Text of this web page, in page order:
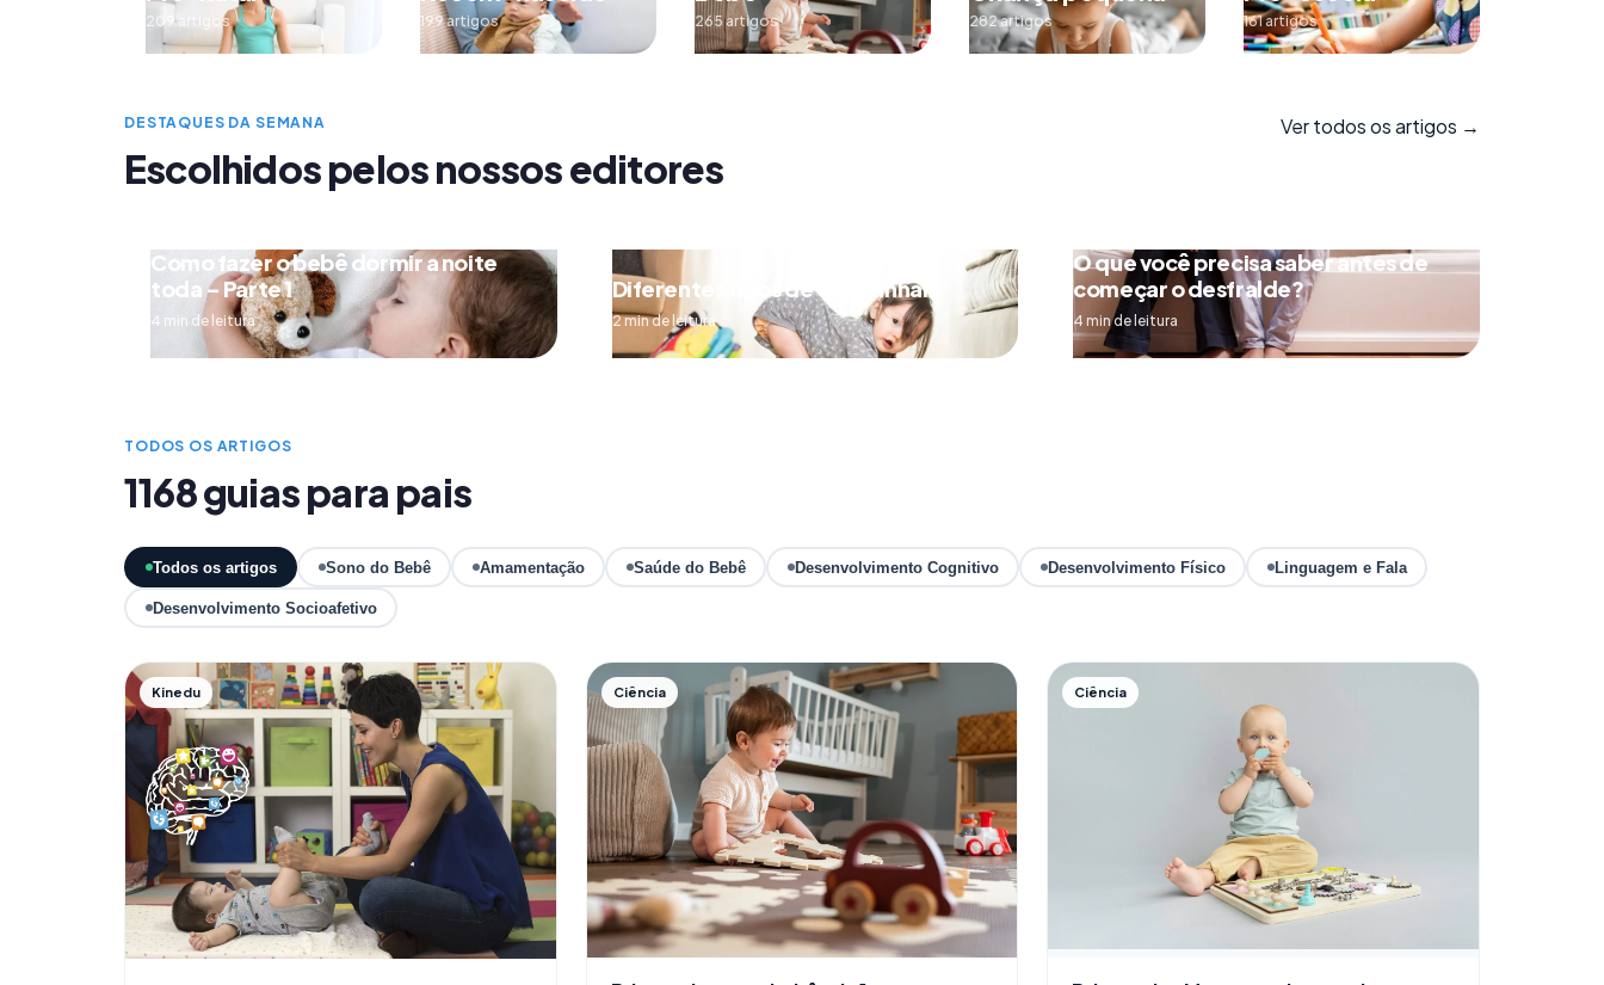
209 artigos 199 artigos 265 artigos 282 artigos 161 artigos
DESTAQUES DA SEMANA
Escolhidos pelos nossos editores
Ver todos os artigos →
Como fazer o bebê dormir a noite
toda – Parte 1
4 min de leitura
Diferentes tipos de engatinhar
2 min de leitura
O que você precisa saber antes de
começar o desfralde?
4 min de leitura
TODOS OS ARTIGOS
1168 guias para pais
Todos os artigos Sono do Bebê Amamentação Saúde do Bebê Desenvolvimento Cognitivo Desenvolvimento Físico Linguagem e Fala
Desenvolvimento Socioafetivo
Kinedu Ciência Ciência